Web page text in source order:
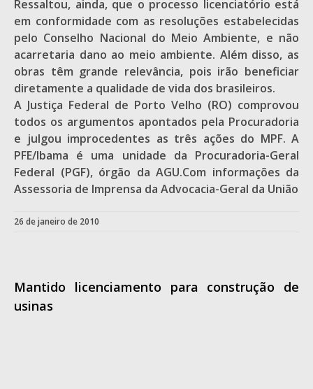
Ressaltou, ainda, que o processo licenciatório está
em conformidade com as resoluções estabelecidas
pelo Conselho Nacional do Meio Ambiente, e não
acarretaria dano ao meio ambiente. Além disso, as
obras têm grande relevância, pois irão beneficiar
diretamente a qualidade de vida dos brasileiros.
A Justiça Federal de Porto Velho (RO) comprovou
todos os argumentos apontados pela Procuradoria
e julgou improcedentes as três ações do MPF. A
PFE/Ibama é uma unidade da Procuradoria-Geral
Federal (PGF), órgão da AGU.Com informações da
Assessoria de Imprensa da Advocacia-Geral da União
26 de janeiro de 2010
Mantido licenciamento para construção de
usinas